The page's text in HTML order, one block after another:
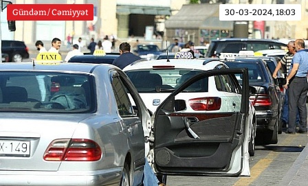
Gündəm / Cəmiyyət 30-03-2024, 18:03